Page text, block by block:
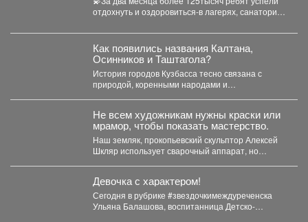
отдохнуть и оздоровиться-в лагерях, санаториях
Как появились названия Калтана,
Осинников и Таштагола?
История городов Кузбасса тесно связана с
природой, коренными народами и
Не всем художникам нужны краски или
мрамор, чтобы показать мастерство.
Наш земляк, прокопьевский скульптор Алексей
Шкляр использует сварочный аппарат, но
Девочка с характером!
Сегодня в рубрике #звездочкимеждуреченска
Ульяна Балашова, воспитанница Детско-